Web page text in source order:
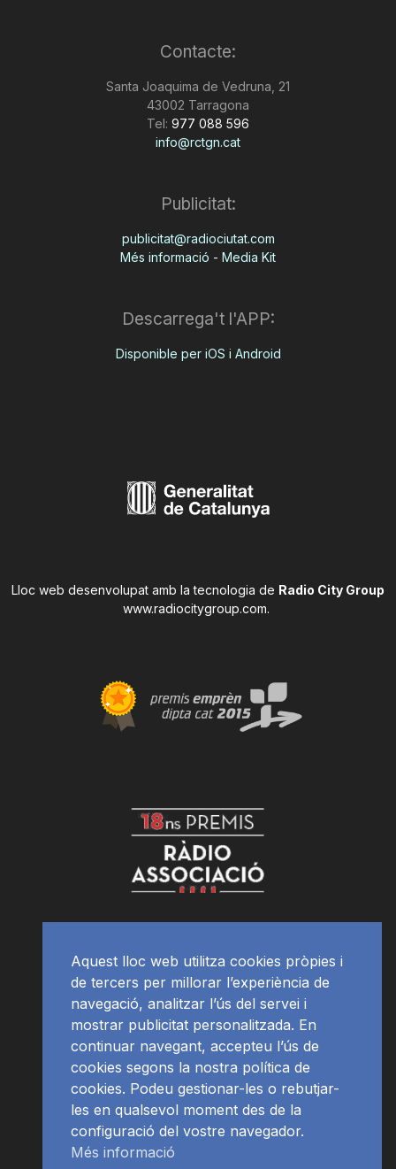
Contacte:
Santa Joaquima de Vedruna, 21
43002 Tarragona
Tel: 977 088 596
info@rctgn.cat
Publicitat:
publicitat@radiociutat.com
Més informació - Media Kit
Descarrega't l'APP:
Disponible per iOS i Android
Lloc web desenvolupat amb la tecnologia de Radio City Group
www.radiocitygroup.com.
Aquest lloc web utilitza cookies pròpies i
de tercers per millorar l’experiència de
navegació, analitzar l’ús del servei i
mostrar publicitat personalitzada. En
continuar navegant, accepteu l’ús de
cookies segons la nostra política de
cookies. Podeu gestionar-les o rebutjar-
les en qualsevol moment des de la
configuració del vostre navegador.
Més informació